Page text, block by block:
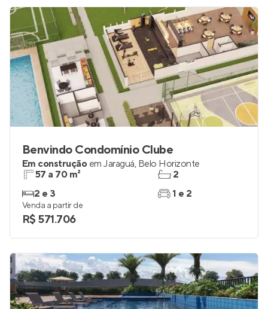
Benvindo Condomínio Clube
Em construção em Jaraguá, Belo Horizonte
57 a 70 m²
2 e 3
2
1 e 2
Venda a partir de
R$ 571.706